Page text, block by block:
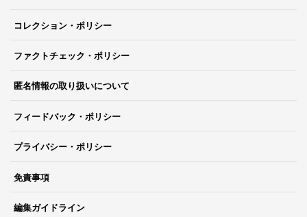
コレクション・ポリシー
ファクトチェック・ポリシー
匿名情報の取り扱いについて
フィードバック・ポリシー
プライバシー・ポリシー
免責事項
編集ガイドライン